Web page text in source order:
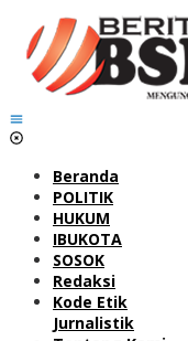
Lewati
konten
Beranda
POLITIK
HUKUM
IBUKOTA
SOSOK
Redaksi
Kode Etik
Jurnalistik